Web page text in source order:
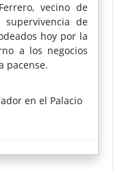
vecino de
de
hoy por la
a los negocios
pacense.
plasticidad, por
por su audaz
de la pintura
que invita a la
en el Palacio